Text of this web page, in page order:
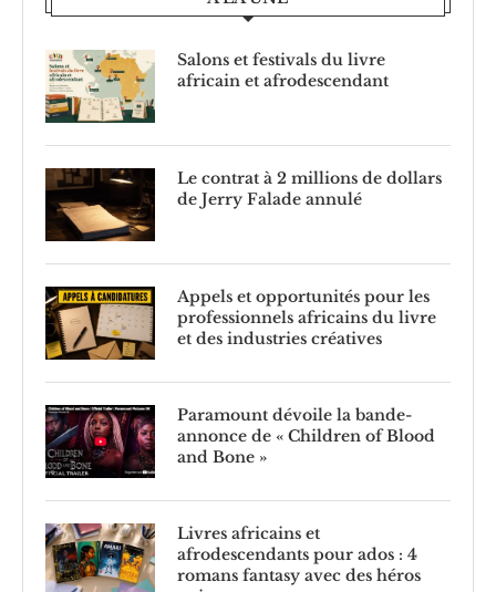
Salons et festivals du livre
africain et afrodescendant
Le contrat à 2 millions de dollars
de Jerry Falade annulé
Appels et opportunités pour les
professionnels africains du livre
et des industries créatives
Paramount dévoile la bande-
annonce de « Children of Blood
and Bone »
Livres africains et
afrodescendants pour ados : 4
romans fantasy avec des héros